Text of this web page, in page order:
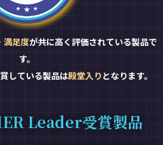
満足度が共に高く評価されている製品で
す。
している製品は殿堂入り となります。
Leader受賞製品